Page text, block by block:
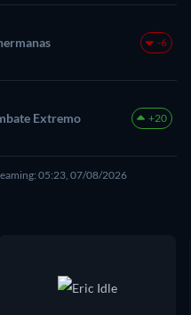
-6
Extremo +20
05:23, 07/08/2026